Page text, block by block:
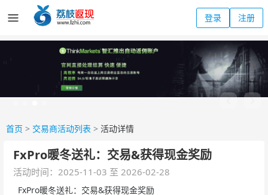
登录 注册
首页 > 交易商活动列表 > 活动详情
FxPro暖冬送礼：交易&获得现金奖励
活动时间：2025-11-03 至 2026-02-28
FxPro暖冬送礼：交易&获得现金奖励